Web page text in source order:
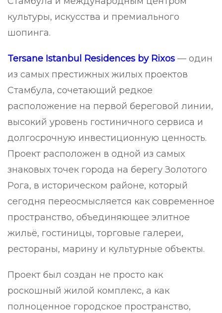
культуры, искусства и премиального
шопинга.
Tersane Istanbul Residences by Rixos — один
из самых престижных жилых проектов
Стамбула, сочетающий редкое
расположение на первой береговой линии,
высокий уровень гостиничного сервиса и
долгосрочную инвестиционную ценность.
Проект расположен в одной из самых
знаковых точек города на берегу Золотого
Рога, в историческом районе, который
сегодня переосмысляется как современное
пространство, объединяющее элитное
жильё, гостиницы, торговые галереи,
рестораны, марину и культурные объекты.
Проект был создан не просто как
роскошный жилой комплекс, а как
полноценное городское пространство,